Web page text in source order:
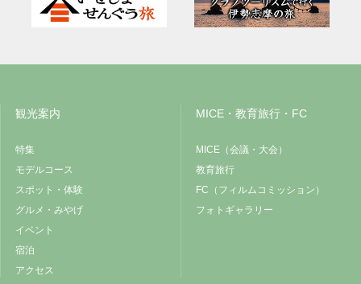
観光案内
特集
モデルコース
スポット・体験
グルメ・みやげ
イベント
宿泊
アクセス
MICE・教育旅行・FC
MICE（会議・大会）
教育旅行
FC（フィルムコミッション）
フォトギャラリー